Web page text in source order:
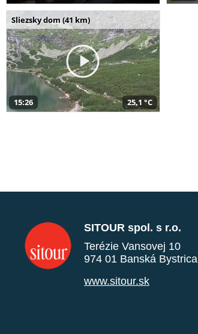
Sliezsky dom (41 km)
15:26 25,1 °C
SITOUR spol. s r.o.
Terézie Vansovej 10
974 01 Banská Bystrica
www.sitour.sk